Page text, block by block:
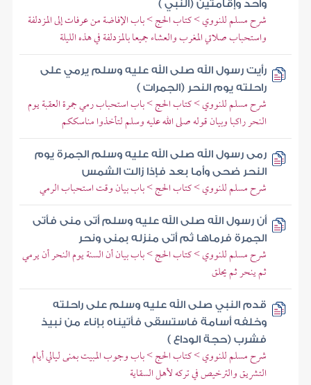
واحد وإقامتين (النبي )
شرح مسلم للنووي > كتاب الحج > باب الإفاضة من عرفات إلى المزدلفة
واستحباب صلاتي المغرب والعشاء جميعا بالمزدلفة في هذه الليلة
رأيت رسول الله صلى الله عليه وسلم يرمي على
راحلته يوم النحر (الجمرات )
شرح مسلم للنووي > كتاب الحج > باب استحباب رمي جمرة العقبة يوم
النحر راكبا وبيان قوله صلى الله عليه وسلم لتأخذوا مناسككم
رمى رسول الله صلى الله عليه وسلم الجمرة يوم
النحر ضحى وأما بعد فإذا زالت الشمس
شرح مسلم للنووي > كتاب الحج > باب بيان وقت استحباب الرمي
أن رسول الله صلى الله عليه وسلم أتى منى فأتى
الجمرة فرماها ثم أتى منزله بمنى ونحر
شرح مسلم للنووي > كتاب الحج > باب بيان أن السنة يوم النحر أن يرمي
ثم ينحر ثم يحلق
قدم النبي صلى الله عليه وسلم على راحلته
وخلفه أسامة فاستسقى فأتيناه بإناء من نبيذ
فشرب (حجة الوداع )
شرح مسلم للنووي > كتاب الحج > باب وجوب المبيت بمنى ليالي أيام
التشريق والترخيص في تركه لأهل السقاية